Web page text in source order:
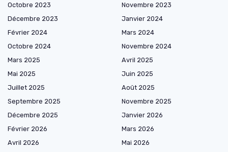
Octobre 2023
Novembre 2023
Décembre 2023
Janvier 2024
Février 2024
Mars 2024
Octobre 2024
Novembre 2024
Mars 2025
Avril 2025
Mai 2025
Juin 2025
Juillet 2025
Août 2025
Septembre 2025
Novembre 2025
Décembre 2025
Janvier 2026
Février 2026
Mars 2026
Avril 2026
Mai 2026